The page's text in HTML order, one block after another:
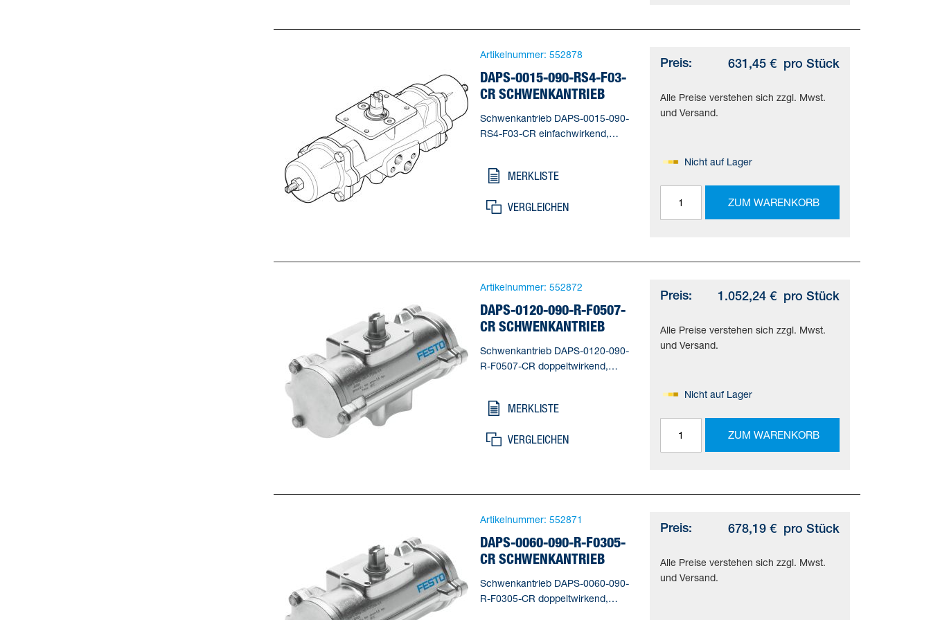
Artikelnummer: 552878
DAPS-0015-090-RS4-F03-
CR SCHWENKANTRIEB
Schwenkantrieb DAPS-0015-090-
RS4-F03-CR einfachwirkend,
anflanschbar, Edelstahl Ausführung.
Flanschbohrbild=F03,
MERKLISTE
VERGLEICHEN
Preis: 631,45 € pro Stück
Alle Preise verstehen sich zzgl. Mwst.
und Versand.
Nicht auf Lager
ZUM WARENKORB
Artikelnummer: 552872
DAPS-0120-090-R-F0507-
CR SCHWENKANTRIEB
Schwenkantrieb DAPS-0120-090-
R-F0507-CR doppeltwirkend,
anflanschbar, Edelstahl Ausführung.
Flanschbohrbild=(* F05, * F07),
MERKLISTE
VERGLEICHEN
Preis: 1.052,24 € pro Stück
Alle Preise verstehen sich zzgl. Mwst.
und Versand.
Nicht auf Lager
ZUM WARENKORB
Artikelnummer: 552871
DAPS-0060-090-R-F0305-
CR SCHWENKANTRIEB
Schwenkantrieb DAPS-0060-090-
R-F0305-CR doppeltwirkend,
Preis: 678,19 € pro Stück
Alle Preise verstehen sich zzgl. Mwst.
und Versand.